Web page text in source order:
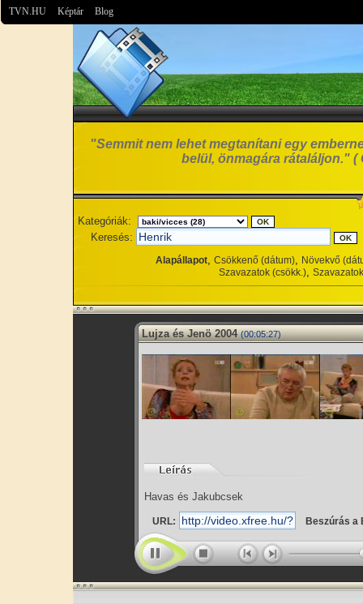
TVN.HU Képtár Blog
"Semmit nem lehet megtanítani egy
belül, önmagára rátaláljon." (
Kategóriák:
Keresés:
Alapállapot, Csökkenő (dátum), Növekvő
Szavazatok (csökk.),
Lujza és Jenö 2004 (00:05:27)
Havas és Jakubcsek
URL: Beszúrás a